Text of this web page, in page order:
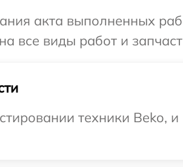
акта выполненных
все виды работ и
техники Beko,